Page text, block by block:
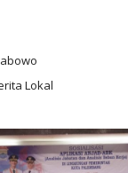
Lokal